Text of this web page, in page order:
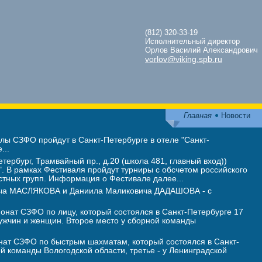
(812) 320-33-19
Исполнительный директор
Орлов Василий Александрович
vorlov@viking.spb.ru
Главная Новости
СЗФО пройдут в Санкт-Петербурге в отеле "Санкт-
Трамвайный пр., д.20 (школа 481, главный вход))
рамках Фестиваля пройдут турниры с обсчетом российского
групп. Информация о Фестивале далее...
МАСЛЯКОВА и Даниила Маликовича ДАДАШОВА - с
СЗФО по лицу, который состоялся в Санкт-Петербурге 17
и женщин. Второе место у сборной команды
СЗФО по быстрым шахматам, который состоялся в Санкт-
Вологодской области, третье - у Ленинградской